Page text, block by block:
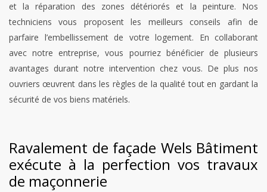
et la réparation des zones détériorés et la peinture. Nos
techniciens vous proposent les meilleurs conseils afin de
parfaire l’embellissement de votre logement. En collaborant
avec notre entreprise, vous pourriez bénéficier de plusieurs
avantages durant notre intervention chez vous. De plus nos
ouvriers œuvrent dans les règles de la qualité tout en gardant la
sécurité de vos biens matériels.
Ravalement de façade Wels Bâtiment
exécute à la perfection vos travaux
de maçonnerie